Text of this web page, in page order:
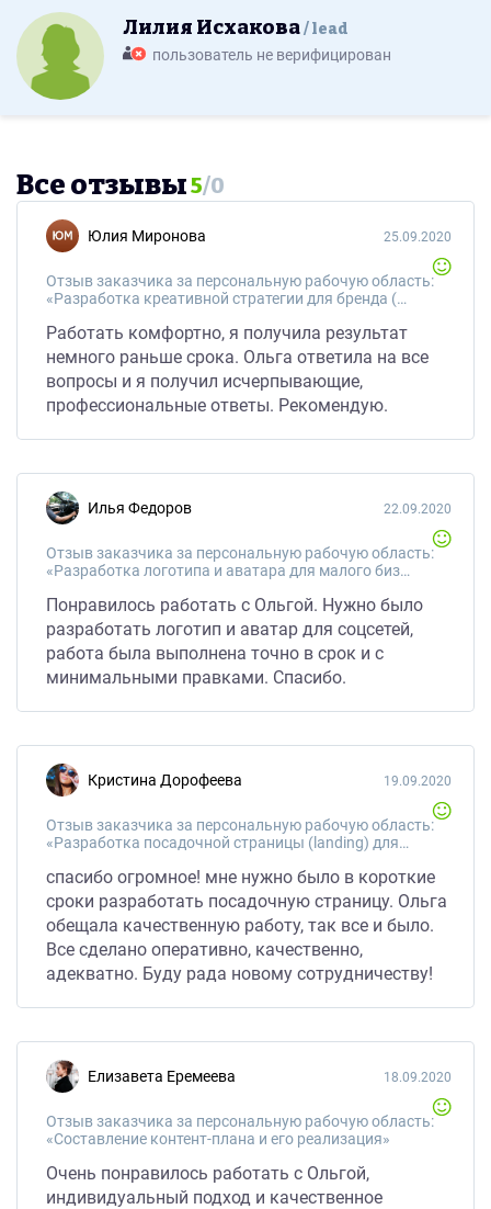
Лилия Исхакова lead
пользователь не верифицирован
Все отзывы5/0
Юлия Миронова
Отзыв заказчика за персональную рабочую область:
«Разработка креативной стратегии для бренда (спортивный инвентарь)»
25.09.2020
Работать комфортно, я получила результат
немного раньше срока. Ольга ответила на все
вопросы и я получил исчерпывающие,
профессиональные ответы. Рекомендую.
Илья Федоров
Отзыв заказчика за персональную рабочую область:
«Разработка логотипа и аватара для малого бизнеса (канцелярия)»
22.09.2020
Понравилось работать с Ольгой. Нужно было
разработать логотип и аватар для соцсетей,
работа была выполнена точно в срок и с
минимальными правками. Спасибо.
Кристина Дорофеева
Отзыв заказчика за персональную рабочую область:
«Разработка посадочной страницы (landing) для магазина одежды»
19.09.2020
спасибо огромное! мне нужно было в короткие
сроки разработать посадочную страницу. Ольга
обещала качественную работу, так все и было.
Все сделано оперативно, качественно,
адекватно. Буду рада новому сотрудничеству!
Елизавета Еремеева
Отзыв заказчика за персональную рабочую область:
«Составление контент-плана и его реализация»
18.09.2020
Очень понравилось работать с Ольгой,
индивидуальный подход и качественное